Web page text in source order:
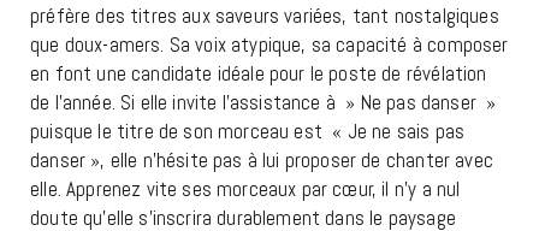
préfère des titres aux saveurs variées, tant nostalgiques
que doux-amers. Sa voix atypique, sa capacité à composer
en font une candidate idéale pour le poste de révélation
de l’année. Si elle invite l’assistance à » Ne pas danser »
puisque le titre de son morceau est « Je ne sais pas
danser », elle n’hésite pas à lui proposer de chanter avec
elle. Apprenez vite ses morceaux par cœur, il n’y a nul
doute qu’elle s’inscrira durablement dans le paysage